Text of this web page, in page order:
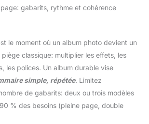
page: gabarits, rythme et cohérence
le moment où un album photo devient un
piège classique: multiplier les effets, les
les polices. Un album durable vise
simple, répétée. Limitez
de gabarits: deux ou trois modèles
% des besoins (pleine page, double